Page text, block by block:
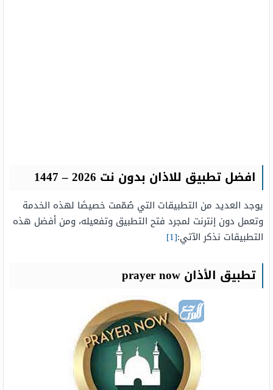
افضل تطبيق للاذان بدون نت 2026 – 1447
يوجد العديد من التطبيقات التي صُمّمت خصيصًا لهذه الخدمة
وتعمل دون إنترنت لمجرد فتح التطبيق وتفعيله، ومن أفضل هذه
التطبيقات نذكر الآتي:[1]
تطبيق الأذان prayer now